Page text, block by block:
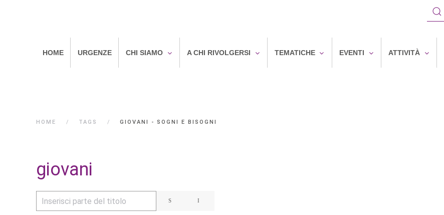
HOME URGENZE CHI SIAMO A CHI RIVOLGERSI TEMATICHE EVENTI ATTIVITÀ
HOME TAGS GIOVANI - SOGNI E BISOGNI
giovani
Inserisci parte del titolo